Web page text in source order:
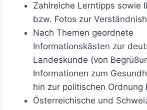
Zahlreiche Lerntipps sowie
bzw. Fotos zur
Nach Themen geordnete
Informationskästen zur
Landeskunde (von
Informationen zum
hin zur politischen Ordnung
Österreichische und